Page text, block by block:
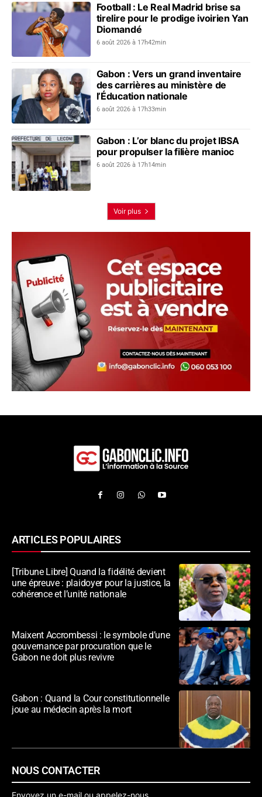
Football : Le Real Madrid brise sa
tirelire pour le prodige ivoirien Yan
Diomandé
6 août 2026 à 17h42min
Gabon : Vers un grand inventaire
des carrières au ministère de
l’Éducation nationale
6 août 2026 à 17h33min
Gabon : L’or blanc du projet IBSA
pour propulser la filière manioc
6 août 2026 à 17h14min
Voir plus
ARTICLES POPULAIRES
[Tribune Libre] Quand la fidélité devient
une épreuve : plaidoyer pour la justice, la
cohérence et l’unité nationale
Maixent Accrombessi : le symbole d’une
gouvernance par procuration que le
Gabon ne doit plus revivre
Gabon : Quand la Cour constitutionnelle
joue au médecin après la mort
NOUS CONTACTER
Envoyez un e-mail ou appelez-nous